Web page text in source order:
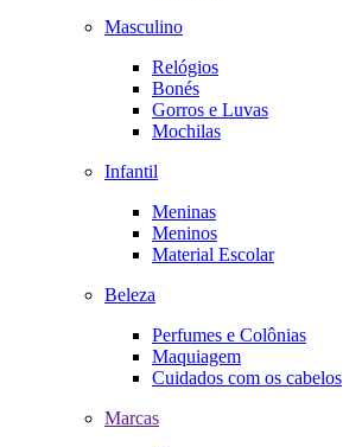
Masculino
Relógios
Bonés
Gorros e Luvas
Mochilas
Infantil
Meninas
Meninos
Material Escolar
Beleza
Perfumes e Colônias
Maquiagem
Cuidados com os cabelos
Marcas